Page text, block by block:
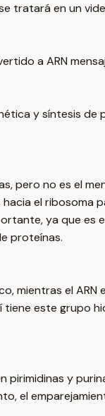
tratará en un
a ARN
y síntesis de
pero no es el
el ribosoma
ya que es
proteínas.
mientras el
este grupo
y
el